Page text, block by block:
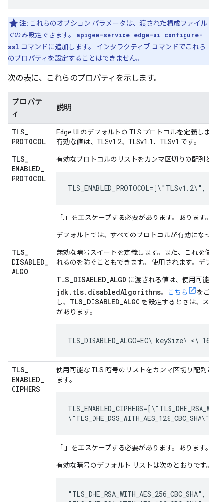
注: これらのオプション パラメータは、渡された構成ファイル
でのみ設定できます。 apigee-service edge-ui configure-
ssl コマンドに追加します。 インタラクティブ コマンドでこれら
のプロパティを設定することはできません。
次の表に、これらのプロパティを示します。
プロパテ
ィ
説明
TLS_
PROTOCOL
Edge UI のデフォルトの TLS プロトコルを定義しま
有効な値は、TLSv1.2、TLSv1.1、TLSv1 です。
TLS_
ENABLED_
PROTOCOL
有効なプロトコルのリストをカンマ区切りの配列と
「.」をエスケープする必要があります。あります。
デフォルトでは、すべてのプロトコルが有効になっ
TLS_
DISABLED_
ALGO
無効な暗号スイートを定義します。また、これを使
れるのを防ぐこともできます。 使用されます。デフ
TLS_DISABLED_ALGO に渡される値は、使用可能
jdk.tls.disabledAlgorithms。 こちら
をご
し、 TLS_DISABLED_ALGO を設定するときは、ス
があります。
TLS_DISABLED_ALGO=EC\ keySize\ <\
TLS_
ENABLED_
CIPHERS
使用可能な TLS 暗号のリストをカンマ区切り配列
ます。
\"TLS_DHE_DSS_WITH_AES_128_CBC_SHA\"]
「.」をエスケープする必要があります。あります。
有効な暗号のデフォルト リストは次のとおりです。
"TLS_DHE_RSA_WITH_AES_256_CBC_SHA",